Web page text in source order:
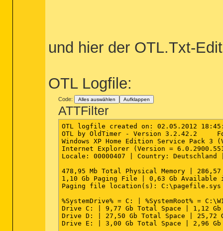
scrfile [config] -- "%1"
scrfile [install] -- rundll32.exe
Directory [find] --
Folder [open] --
Folder [explore] --
Drive [find] --
========== Security Center Settings
"FirstRunDisabled" = 1
"AntiVirusDisableNotify" = 0
"FirewallDisableNotify" = 0
"UpdatesDisableNotify" = 0
"AntiVirusOverride" = 0
"FirewallOverride" = 0
und hier der OTL.Txt-
OTL Logfile:
Code: Alles auswählen Aufklappen
ATTFilter
OTL logfile created on: 02.05.2012
OTL by OldTimer - Version 3.2.42.2
Windows XP Home Edition Service Pack
Internet Explorer (Version =
Locale: 00000407 | Country: Deutschland
478,95 Mb Total Physical Memory |
1,10 Gb Paging File | 0,63 Gb
Paging file location(s): C:\pagefile.sys
%SystemDrive% = C: | %SystemRoot% =
Drive C: | 9,77 Gb Total Space | 1,12 Gb
Drive D: | 27,50 Gb Total Space | 25,72
Drive E: | 3,00 Gb Total Space | 2,96 Gb